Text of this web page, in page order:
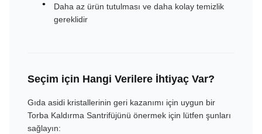
Daha az ürün tutulması ve daha kolay temizlik
gereklidir
Seçim için Hangi Verilere İhtiyaç Var?
Gıda asidi kristallerinin geri kazanımı için uygun bir
Torba Kaldırma Santrifüjünü önermek için lütfen şunları
sağlayın: